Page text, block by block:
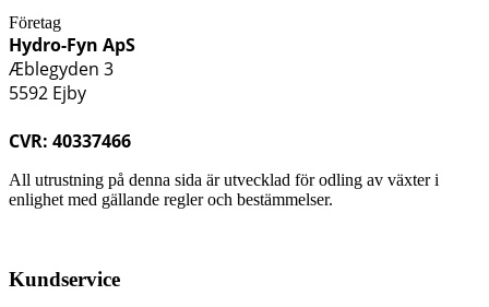
Företag
Hydro-Fyn ApS
Æblegyden 3
5592 Ejby
CVR: 40337466
All utrustning på denna sida är utvecklad för odling av växter i
enlighet med gällande regler och bestämmelser.
Kundservice